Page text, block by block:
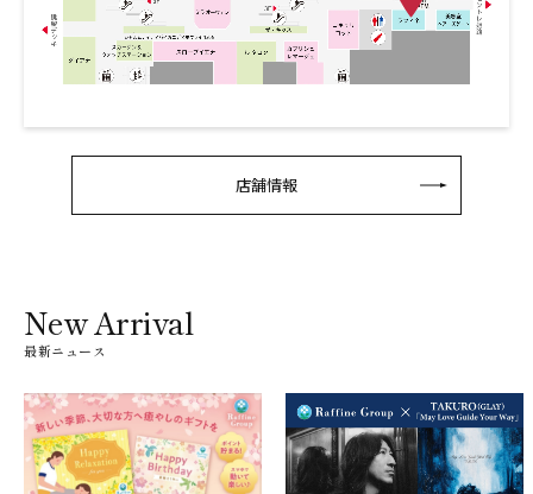
店舗情報
New Arrival
最新ニュース